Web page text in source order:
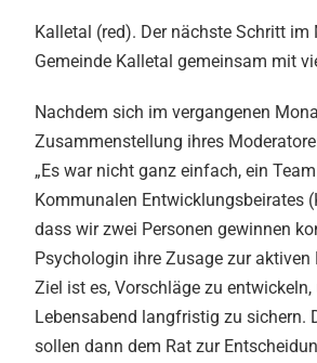
Kalletal (red). Der nächste Schritt
Gemeinde Kalletal gemeinsam mit
Nachdem sich im vergangenen
Zusammenstellung ihres
„Es war nicht ganz einfach, ein
Kommunalen Entwicklungsbeirates
dass wir zwei Personen gewinnen
Psychologin ihre Zusage zur
Ziel ist es, Vorschläge zu
Lebensabend langfristig zu sichern.
sollen dann dem Rat zur